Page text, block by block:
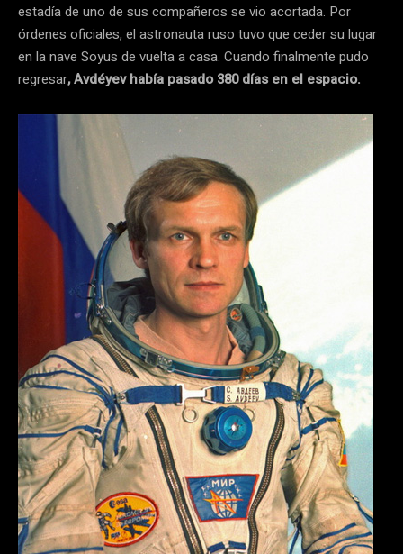
estadía de uno de sus compañeros se vio acortada. Por
órdenes oficiales, el astronauta ruso tuvo que ceder su lugar
en la nave Soyus de vuelta a casa. Cuando finalmente pudo
regresar, Avdéyev había pasado 380 días en el espacio.